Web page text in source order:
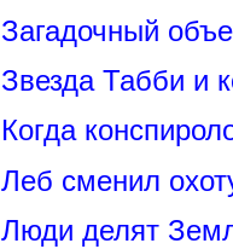
Загадочный
Звезда Табби и
Когда
Леб сменил
Люди делят